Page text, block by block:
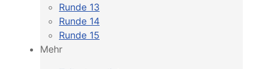
Runde 13
Runde 14
Runde 15
Mehr